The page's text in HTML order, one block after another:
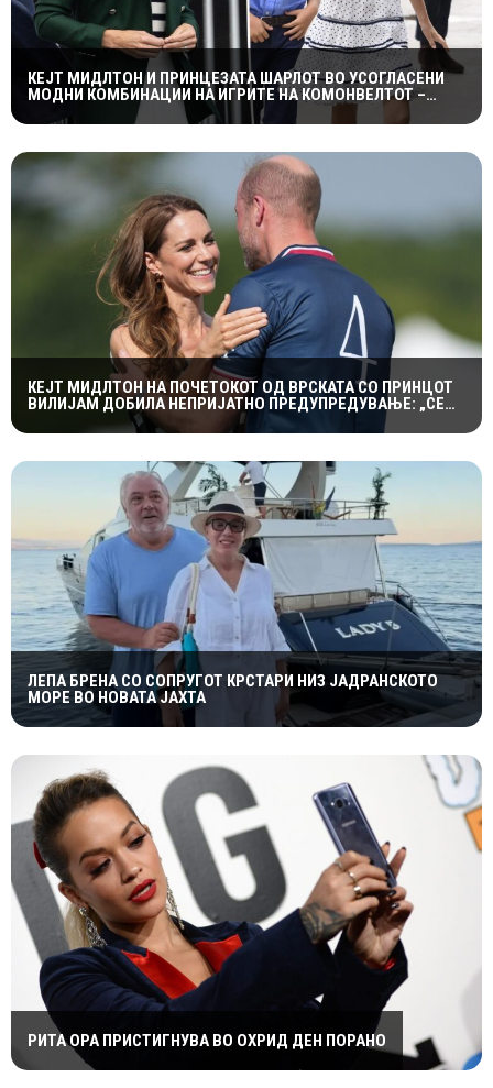
КЕЈТ МИДЛТОН И ПРИНЦЕЗАТА ШАРЛОТ ВО УСОГЛАСЕНИ
МОДНИ КОМБИНАЦИИ НА ИГРИТЕ НА КОМОНВЕЛТОТ –
КРАЛСКОТО СЕМЕЈСТВО ГО ПРИВЛЕЧЕ ЦЕЛОТО ВНИМАНИЕ
КЕЈТ МИДЛТОН НА ПОЧЕТОКОТ ОД ВРСКАТА СО ПРИНЦОТ
ВИЛИЈАМ ДОБИЛА НЕПРИЈАТНО ПРЕДУПРЕДУВАЊЕ: „СЕ
МАЖИШ ВО ПОГРЕШНО СЕМЕЈСТВО“
ЛЕПА БРЕНА СО СОПРУГОТ КРСТАРИ НИЗ ЈАДРАНСКОТО
МОРЕ ВО НОВАТА ЈАХТА
РИТА ОРА ПРИСТИГНУВА ВО ОХРИД ДЕН ПОРАНО